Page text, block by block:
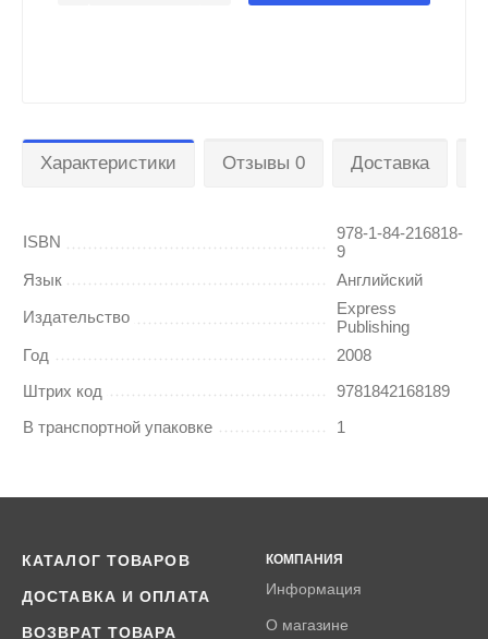
Характеристики Отзывы 0 Доставка
ISBN
978-1-84-216818-
9
Язык
Английский
Издательство
Express
Publishing
Год
2008
Штрих код
9781842168189
В транспортной упаковке
1
КАТАЛОГ ТОВАРОВ
ДОСТАВКА И ОПЛАТА
ВОЗВРАТ ТОВАРА
КОМПАНИЯ
Информация
О магазине